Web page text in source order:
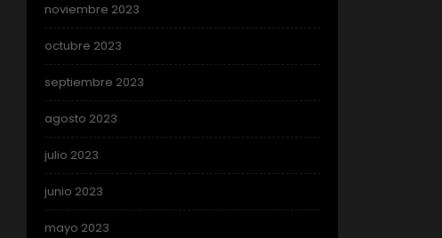
noviembre 2023
octubre 2023
septiembre 2023
agosto 2023
julio 2023
junio 2023
mayo 2023